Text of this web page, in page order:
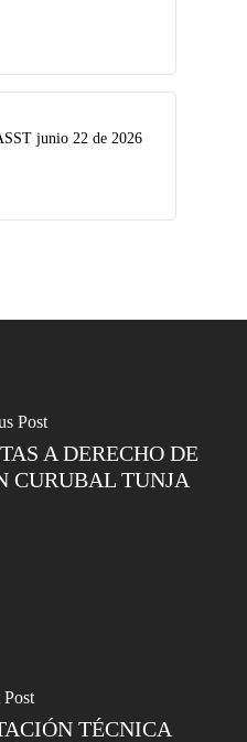
junio 22 de 2026
Post
A DERECHO DE
CURUBAL TUNJA
TÉCNICA